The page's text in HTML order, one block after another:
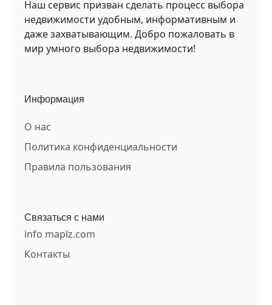
Наш сервис призван сделать процесс выбора
недвижимости удобным, информативным и
даже захватывающим. Добро пожаловать в
мир умного выбора недвижимости!
Информация
О нас
Политика конфиденциальности
Правила пользования
Связаться с нами
info maplz.com
Контакты